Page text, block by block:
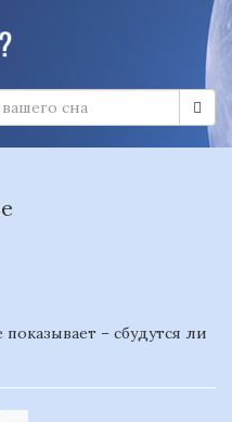
– сбудутся ли